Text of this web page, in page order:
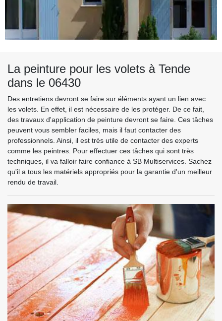
La peinture pour les volets à Tende
dans le 06430
Des entretiens devront se faire sur éléments ayant un lien avec
les volets. En effet, il est nécessaire de les protéger. De ce fait,
des travaux d'application de peinture devront se faire. Ces tâches
peuvent vous sembler faciles, mais il faut contacter des
professionnels. Ainsi, il est très utile de contacter des experts
comme les peintres. Pour effectuer ces tâches qui sont très
techniques, il va falloir faire confiance à SB Multiservices. Sachez
qu'il a tous les matériels appropriés pour la garantie d'un meilleur
rendu de travail.